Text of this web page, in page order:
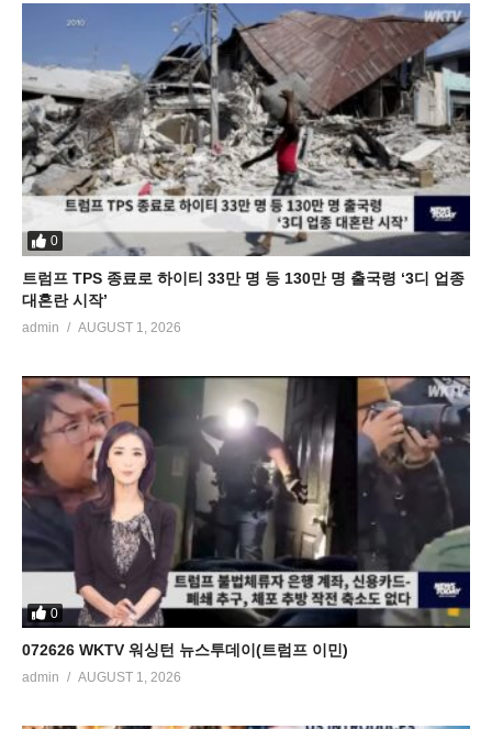
0
트럼프 TPS 종료로 하이티 33만 명 등 130만 명 출국령 ‘3디 업종
대혼란 시작’
admin AUGUST 1, 2026
0
072626 WKTV 워싱턴 뉴스투데이(트럼프 이민)
admin AUGUST 1, 2026